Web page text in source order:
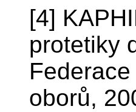
[4]
protetiky
oborů,